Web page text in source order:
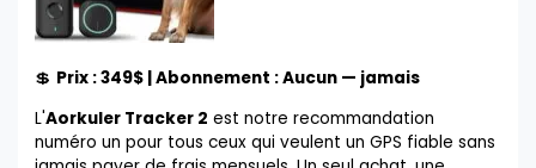
💲 Prix : 349$ | Abonnement : Aucun — jamais
L'Aorkuler Tracker 2 est notre recommandation
numéro un pour tous ceux qui veulent un GPS fiable sans